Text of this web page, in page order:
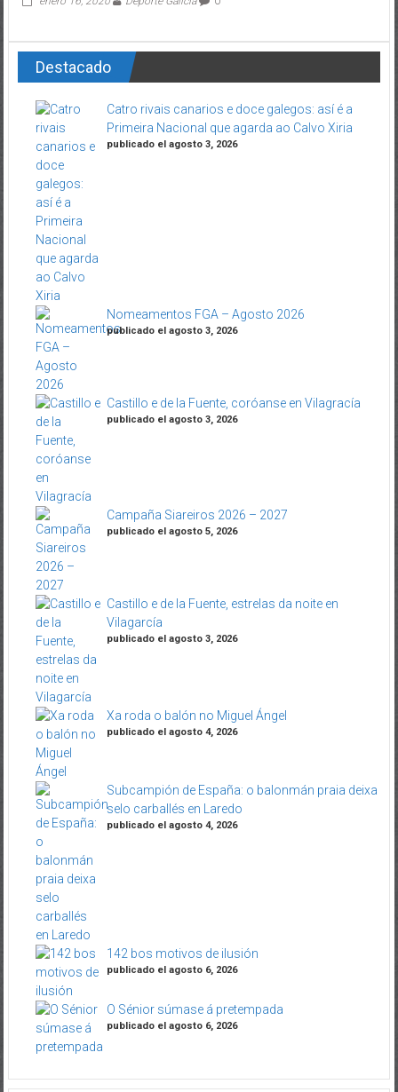
Destacado
Catro rivais canarios e doce galegos: así é a
Primeira Nacional que agarda ao Calvo Xiria
publicado el agosto 3, 2026
Nomeamentos FGA – Agosto 2026
publicado el agosto 3, 2026
Castillo e de la Fuente, coróanse en Vilagracía
publicado el agosto 3, 2026
Campaña Siareiros 2026 – 2027
publicado el agosto 5, 2026
Castillo e de la Fuente, estrelas da noite en
Vilagarcía
publicado el agosto 3, 2026
Xa roda o balón no Miguel Ángel
publicado el agosto 4, 2026
Subcampión de España: o balonmán praia deixa
selo carballés en Laredo
publicado el agosto 4, 2026
142 bos motivos de ilusión
publicado el agosto 6, 2026
O Sénior súmase á pretempada
publicado el agosto 6, 2026